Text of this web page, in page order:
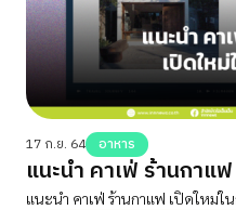
17 ก.ย. 64 อาหาร
แนะนำ คาเฟ่ ร้านกาแ
แนะนำ คาเฟ่ ร้านกาแฟ เปิดใหม่ใ